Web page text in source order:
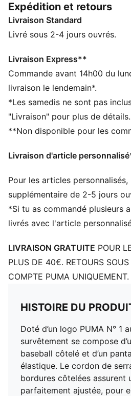
confortable au quotidien.
CARACTÉRISTIQUES +
Confectionné avec un
DÉTAILS
Coupe régulière
Col montant
Bords côtelés
Détails brandés PUMA
Expédition et retours
Livraison Standard
Livré sous 2-4 jours ouvrés.
Livraison Express**
Commande avant 14h00 du
livraison le lendemain*.
*Les samedis ne sont pas
"Livraison" pour plus de détails.
**Non disponible pour les
Livraison d'article
Pour les articles
supplémentaire de 2-5 jours
*Si tu as commandé plusieurs
livrés avec l'article
LIVRAISON GRATUITE POUR
PLUS DE 40€. RETOURS
COMPTE PUMA UNIQUEMENT.
HISTOIRE DU
Doté d’un logo PUMA N° 1
survêtement se compose
baseball côtelé et d’un
élastique. Le cordon de
bordures côtelées assurent
parfaitement ajustée, pour